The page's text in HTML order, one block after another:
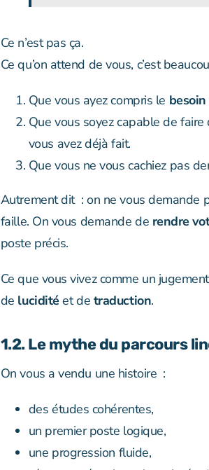
Ce n’est pas ça.
Ce qu’on attend de vous, c’est
Que vous ayez compris le besoin
Que vous soyez capable de faire
vous avez déjà fait.
Que vous ne vous cachiez pas
Autrement dit : on ne vous demande
faille. On vous demande de rendre
poste précis.
Ce que vous vivez comme un
de luciditéet de traduction.
1.2. Le mythe du parcours
On vous a vendu une histoire :
des études cohérentes,
un premier poste logique,
une progression fluide,